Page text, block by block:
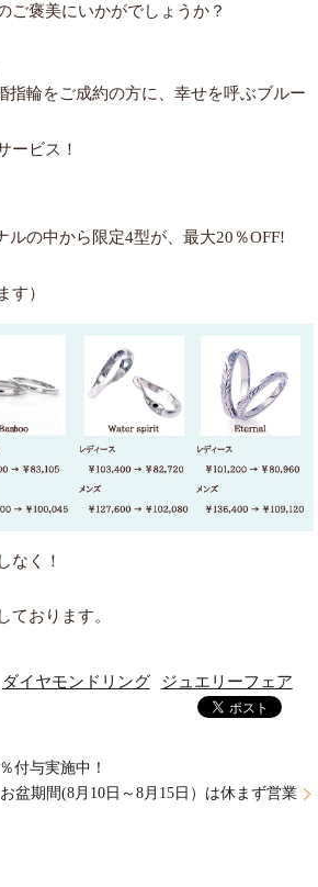
ご褒美にいかがでしょうか？
指輪をご成約の方に、幸せを呼ぶブルー
ービス！
ルの中から限定4型が、最大20％OFF!
す）
なく！
ております。
ダイヤモンドリング ジュエリーフェア
付与実施中！
お盆期間(8月10日～8月15日）は休まず営業